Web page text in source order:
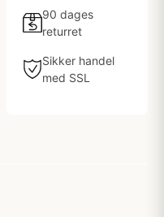
90 dages
returret
Sikker handel
med SSL